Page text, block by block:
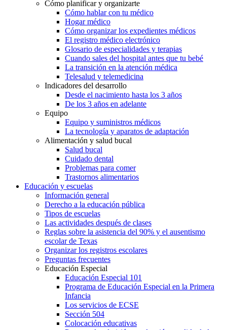
Cómo planificar y organizarte
Cómo hablar con tu médico
Hogar médico
Cómo organizar los expedientes médicos
El registro médico electrónico
Glosario de especialidades y terapias
Cuando sales del hospital antes que tu bebé
La transición en la atención médica
Telesalud y telemedicina
Indicadores del desarrollo
Desde el nacimiento hasta los 3 años
De los 3 años en adelante
Equipo
Equipo y suministros médicos
La tecnología y aparatos de adaptación
Alimentación y salud bucal
Salud bucal
Cuidado dental
Problemas para comer
Trastornos alimentarios
Educación y escuelas
Información general
Derecho a la educación pública
Tipos de escuelas
Las actividades después de clases
Reglas sobre la asistencia del 90% y el ausentismo
escolar de Texas
Organizar los registros escolares
Preguntas frecuentes
Educación Especial
Educación Especial 101
Programa de Educación Especial en la Primera
Infancia
Los servicios de ECSE
Sección 504
Colocación educativas